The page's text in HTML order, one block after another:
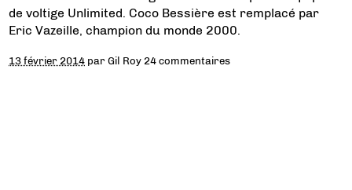
de voltige Unlimited. Coco Bessière est remplacé par
Eric Vazeille, champion du monde 2000.
13 février 2014 parGil Roy 24 commentaires